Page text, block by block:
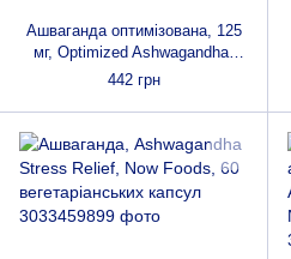
Ашваганда оптимізована, 125
мг, Optimized Ashwagandha,
Life Extension, 60
442 грн